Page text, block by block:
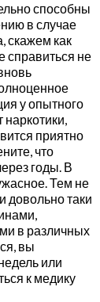
способны
в случае
скажем как
справиться не
у опытного
наркотики,
приятно
что
годы. В
Тем не
довольно таки
в различных
вы
или
к медику